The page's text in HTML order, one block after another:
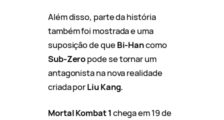
Além disso, parte da história
também foi mostrada e uma
suposição de queBi-Hancomo
Sub-Zeropode se tornar um
antagonista na nova realidade
criada porLiu Kang.
Mortal Kombat 1chega em 19 de